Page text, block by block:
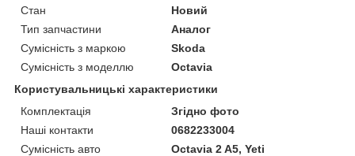
Стан
Новий
Тип запчастини
Аналог
Сумісність з маркою
Skoda
Сумісність з моделлю
Octavia
Користувальницькі характеристики
Комплектація
Згідно фото
Наші контакти
0682233004
Сумісність авто
Octavia 2 A5, Yeti